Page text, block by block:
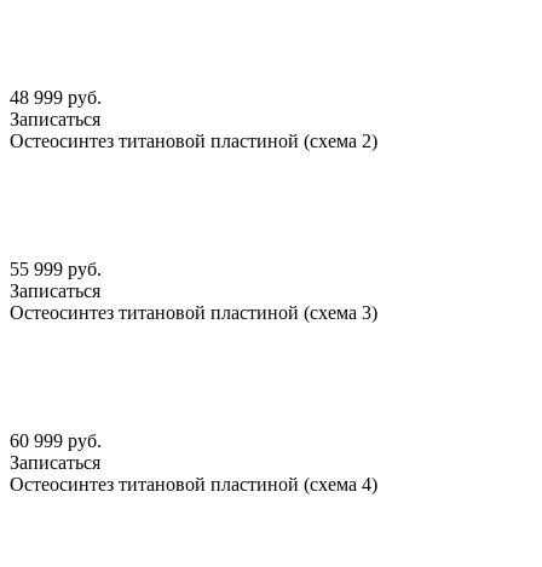
48 999 руб.
Записаться
Остеосинтез титановой пластиной (схема 2)
55 999 руб.
Записаться
Остеосинтез титановой пластиной (схема 3)
60 999 руб.
Записаться
Остеосинтез титановой пластиной (схема 4)